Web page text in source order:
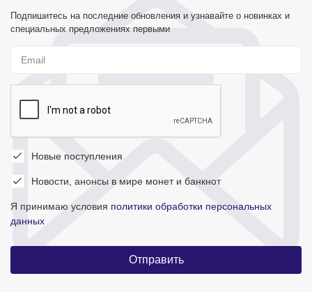
Подпишитесь на последние обновления и узнавайте о новинках и
специальных предложениях первыми
Новые поступления
Новости, анонсы в мире монет и банкнот
Я принимаю условия политики обработки персональных
данных